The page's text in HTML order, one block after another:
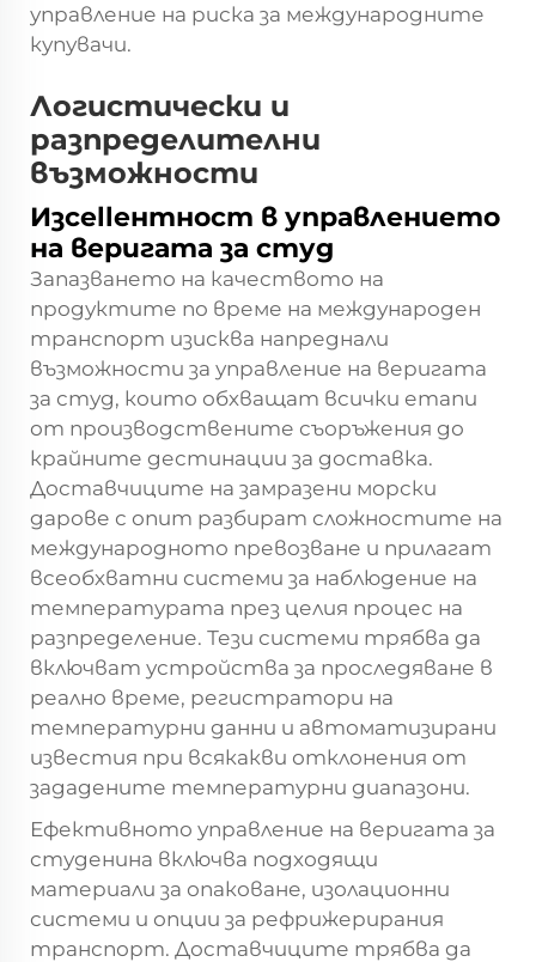
управление на риска за международните
купувачи.
Логистически и
разпределителни
възможности
Изcellентност в управлението
на веригата за студ
Запазването на качеството на
продуктите по време на международен
транспорт изисква напреднали
възможности за управление на веригата
за студ, които обхващат всички етапи
от производствените съоръжения до
крайните дестинации за доставка.
Доставчиците на замразени морски
дарове с опит разбират сложностите на
международното превозване и прилагат
всеобхватни системи за наблюдение на
температурата през целия процес на
разпределение. Тези системи трябва да
включват устройства за проследяване в
реално време, регистратори на
температурни данни и автоматизирани
известия при всякакви отклонения от
зададените температурни диапазони.
Ефективното управление на веригата за
студенина включва подходящи
материали за опаковане, изолационни
системи и опции за рефрижерирания
транспорт. Доставчиците трябва да